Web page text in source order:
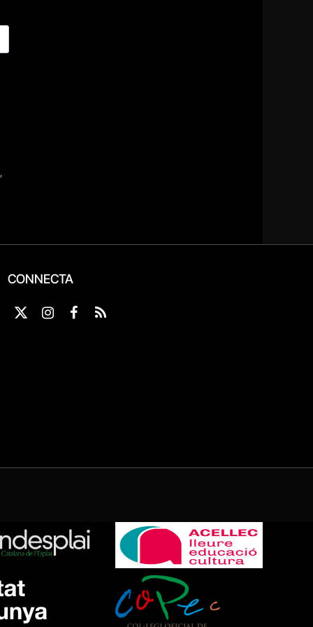
CONNECTA
X
InstagramFacebook
RSS